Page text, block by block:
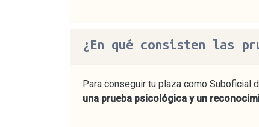
¿En qué consisten las
Para conseguir tu plaza como Suboficial
una prueba psicológica y un